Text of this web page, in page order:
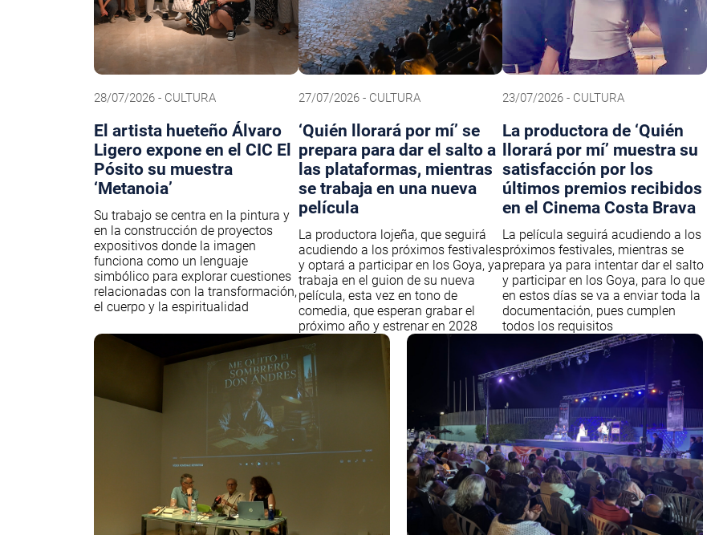
28/07/2026 - CULTURA
El artista hueteño Álvaro
Ligero expone en el CIC El
Pósito su muestra
‘Metanoia’
Su trabajo se centra en la pintura y
en la construcción de proyectos
expositivos donde la imagen
funciona como un lenguaje
simbólico para explorar cuestiones
relacionadas con la transformación,
el cuerpo y la espiritualidad
27/07/2026 - CULTURA
‘Quién llorará por mí’ se
prepara para dar el salto a
las plataformas, mientras
se trabaja en una nueva
película
La productora lojeña, que seguirá
acudiendo a los próximos festivales
y optará a participar en los Goya, ya
trabaja en el guion de su nueva
película, esta vez en tono de
comedia, que esperan grabar el
próximo año y estrenar en 2028
23/07/2026 - CULTURA
La productora de ‘Quién
llorará por mí’ muestra su
satisfacción por los
últimos premios recibidos
en el Cinema Costa Brava
La película seguirá acudiendo a los
próximos festivales, mientras se
prepara ya para intentar dar el salto
y participar en los Goya, para lo que
en estos días se va a enviar toda la
documentación, pues cumplen
todos los requisitos